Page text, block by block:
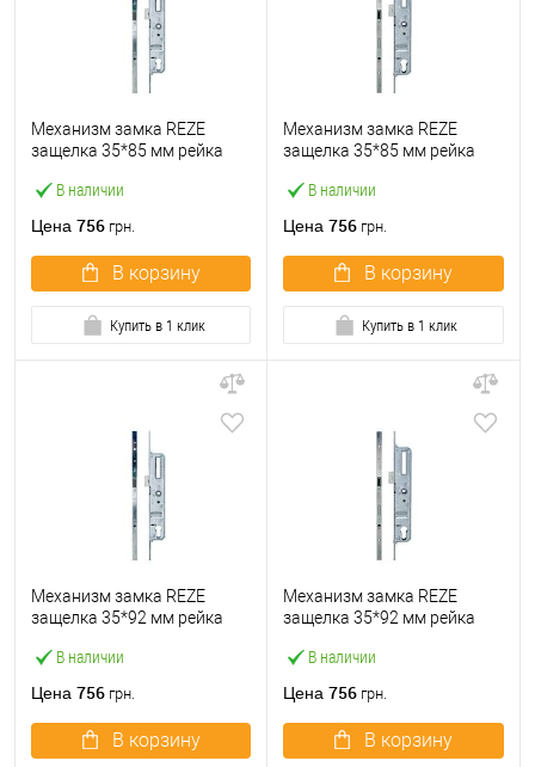
В наличии
Механизм замка REZE
защелка 35*85 мм рейка
Цена 756 грн.
В корзину
Купить в 1 клик
В наличии
Механизм замка REZE
защелка 35*85 мм рейка
Цена 756 грн.
В корзину
Купить в 1 клик
В наличии
Механизм замка REZE
защелка 35*92 мм рейка
Цена 756 грн.
В корзину
В наличии
Механизм замка REZE
защелка 35*92 мм рейка
Цена 756 грн.
В корзину